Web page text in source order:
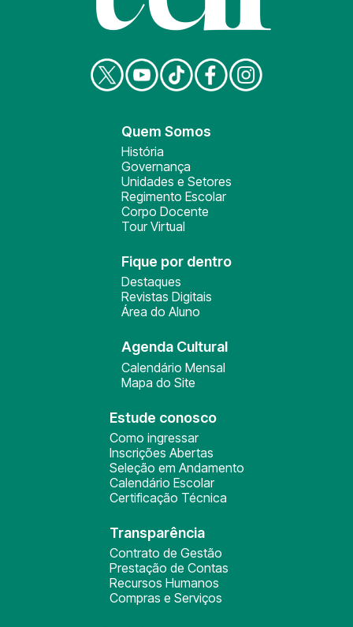
Quem Somos
História
Governança
Unidades e Setores
Regimento Escolar
Corpo Docente
Tour Virtual
Fique por dentro
Destaques
Revistas Digitais
Área do Aluno
Agenda Cultural
Calendário Mensal
Mapa do Site
Estude conosco
Como ingressar
Inscrições Abertas
Seleção em Andamento
Calendário Escolar
Certificação Técnica
Transparência
Contrato de Gestão
Prestação de Contas
Recursos Humanos
Compras e Serviços